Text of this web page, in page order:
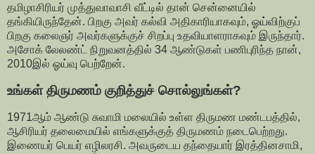
தமிழாசிரியர் முத்துவாவாசி வீட்டில் தான் சென்னையில்
தங்கியிருந்தேன். பிறகு அவர் கல்வி அதிகாரியாகவும், ஓய்விற்குப்
பிறகு கலைஞர் அவர்களுக்குச் சிறப்பு உதவியாளராகவும் இருந்தார்.
அசோக் லேலண்ட் நிறுவனத்தில் 34 ஆண்டுகள் பணிபுரிந்த நான்,
2010இல் ஓய்வு பெற்றேன்.
உங்கள் திருமணம் குறித்துச் சொல்லுங்கள்?
1971ஆம் ஆண்டு சுவாமி மலையில் உள்ள திருமண மண்டபத்தில்,
ஆசிரியர் தலைமையில் எங்களுக்குத் திருமணம் நடைபெற்றது.
இணையர் பெயர் எழிலரசி. அவருடைய தந்தையார் இரத்தினசாமி,